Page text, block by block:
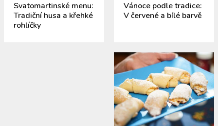
Svatomartinské menu:
Tradiční husa a křehké
rohlíčky
Vánoce podle tradice:
V červené a bílé barvě